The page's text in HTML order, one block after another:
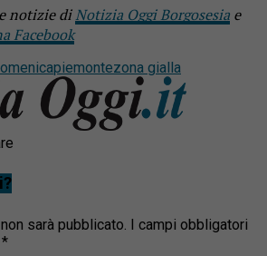
notizie diNotizia Oggi Borgosesia e
Facebook
piemontezona gialla
sarà pubblicato.
I campi obbligatori
*